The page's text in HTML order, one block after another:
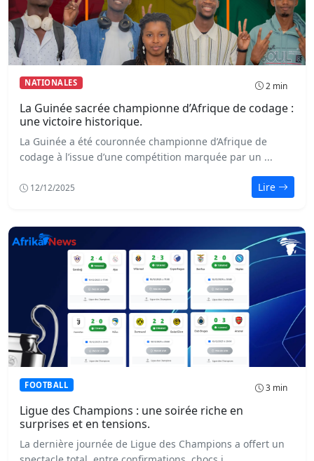
NATIONALES 2 min
La Guinée sacrée championne d’Afrique de codage :
une victoire historique.
La Guinée a été couronnée championne d’Afrique de
codage à l’issue d’une compétition marquée par un ...
12/12/2025 Lire
FOOTBALL 3 min
Ligue des Champions : une soirée riche en
surprises et en tensions.
La dernière journée de Ligue des Champions a offert un